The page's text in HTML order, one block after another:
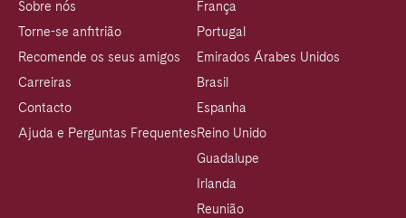
Sobre nós
Torne-se anfitrião
Recomende os seus amigos
Carreiras
Contacto
Ajuda e Perguntas Frequentes
França
Portugal
Emirados Árabes Unidos
Brasil
Espanha
Reino Unido
Guadalupe
Irlanda
Reunião